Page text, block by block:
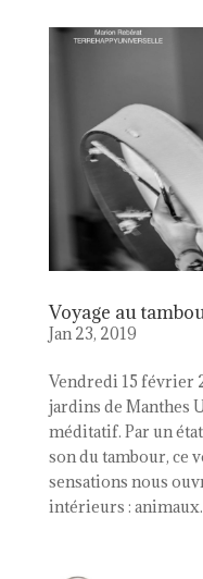
Voyage au
Jan 23, 2019
Vendredi 15 février
jardins de Manthes
méditatif. Par un
son du tambour, ce
sensations nous
intérieurs :